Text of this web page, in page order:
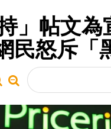
」帖文
民怒斥「